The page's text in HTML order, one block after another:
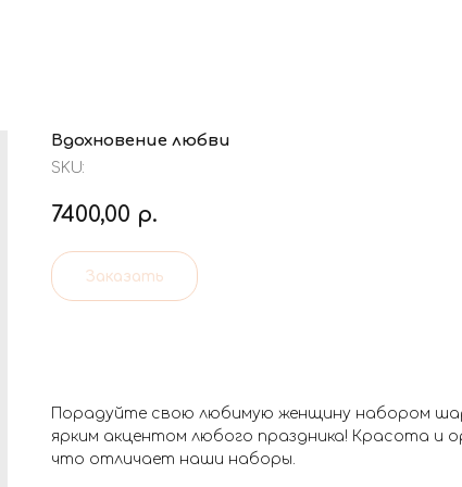
Вдохновение любви
SKU:
7400,00 р.
Заказать
Порадуйте свою любимую женщину набором
ярким акцентом любого праздника! Красота и
что отличает наши наборы.